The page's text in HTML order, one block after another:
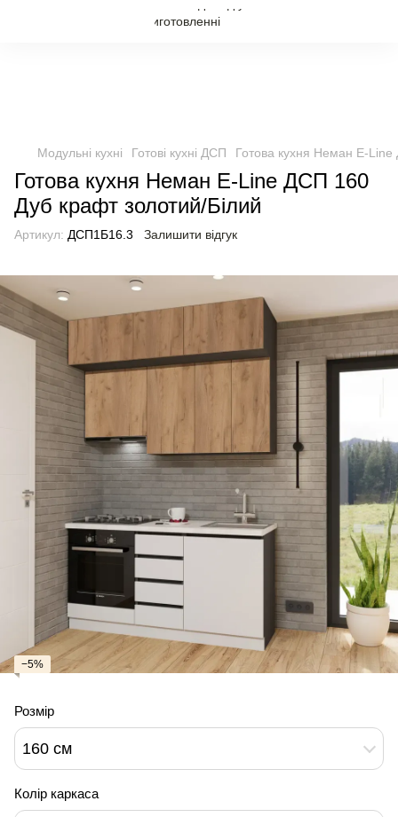
Модульні кухні Готові кухні ДСП Готова кухня Неман E-
Готова кухня Неман E-Line ДСП 160
Дуб крафт золотий/Білий
Артикул: ДСП1Б16.3 Залишити відгук
−5%
Розмір
160 см
Колір каркаса